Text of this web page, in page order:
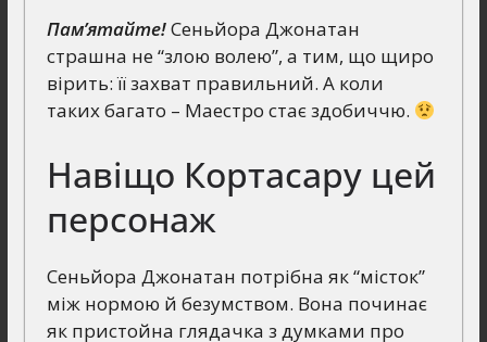
Пам’ятайте!Сеньйора Джонатан
страшна не “злою волею”, а тим, що щиро
вірить: її захват правильний. А коли
таких багато – Маестро стає здобиччю.
Навіщо Кортасару цей
персонаж
Сеньйора Джонатан потрібна як “місток”
між нормою й безумством. Вона починає
як пристойна глядачка з думками про